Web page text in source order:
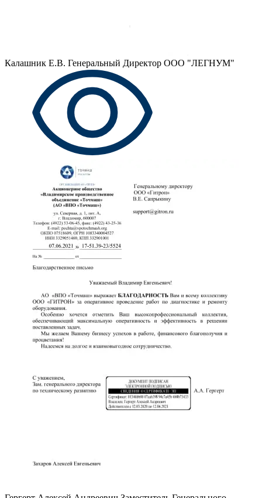
Калашник Е.В. Генеральный Директор ООО "ЛЕГНУМ"